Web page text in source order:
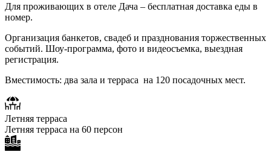
Для проживающих в отеле Дача – бесплатная доставка еды в
номер.
Организация банкетов, свадеб и празднования торжественных
событий. Шоу-программа, фото и видеосъемка, выездная
регистрация.
Вместимость: два зала и терраса на 120 посадочных мест.
Летняя терраса
Летняя терраса на 60 персон